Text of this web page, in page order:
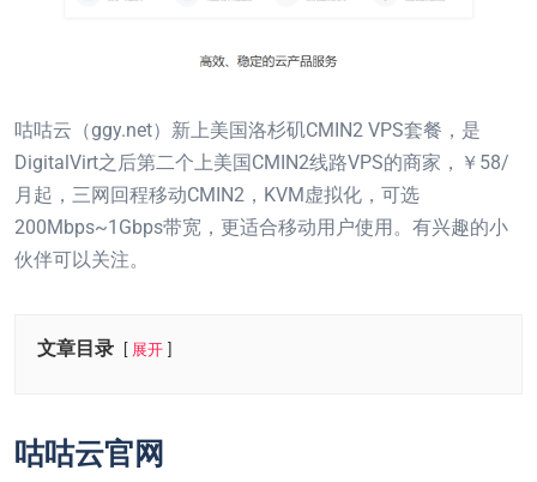
咕咕云（ggy.net）新上美国洛杉矶CMIN2 VPS套餐，是
DigitalVirt之后第二个上美国CMIN2线路VPS的商家，￥58/
月起，三网回程移动CMIN2，KVM虚拟化，可选
200Mbps~1Gbps带宽，更适合移动用户使用。有兴趣的小
伙伴可以关注。
文章目录 展开
咕咕云官网